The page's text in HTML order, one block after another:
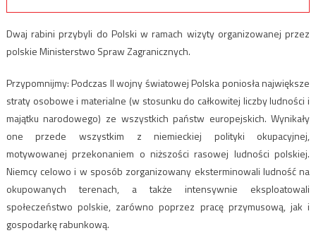
Dwaj rabini przybyli do Polski w ramach wizyty organizowanej przez
polskie Ministerstwo Spraw Zagranicznych.
Przypomnijmy: Podczas II wojny światowej Polska poniosła największe
straty osobowe i materialne (w stosunku do całkowitej liczby ludności i
majątku narodowego) ze wszystkich państw europejskich. Wynikały
one przede wszystkim z niemieckiej polityki okupacyjnej,
motywowanej przekonaniem o niższości rasowej ludności polskiej.
Niemcy celowo i w sposób zorganizowany eksterminowali ludność na
okupowanych terenach, a także intensywnie eksploatowali
społeczeństwo polskie, zarówno poprzez pracę przymusową, jak i
gospodarkę rabunkową.